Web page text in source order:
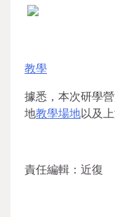
教學
據悉，本次研學
地教學場地以及
責任編輯：近復